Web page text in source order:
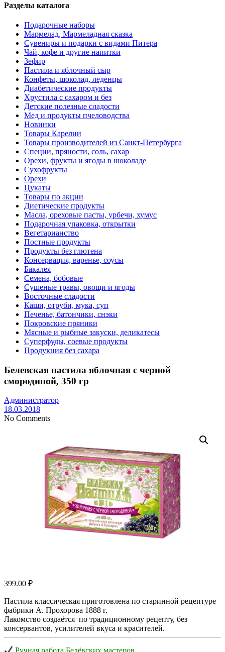
Разделы каталога
Подарочные наборы
Мармелад, Мармеладная сказка
Сувениры и подарки с видами Питера
Чай, кофе и другие напитки
Зефир
Пастила и яблочный сыр
Конфеты, шоколад, леденцы
Диабетические продукты
Хрустила с сахаром и без
Детские полезные сладости
Мед и продукты пчеловодства
Новинки
Товары Карелии
Товары производителей из Санкт-Петербурга
Специи, пряности, соль, сахар
Орехи, фрукты и ягоды в шоколаде
Сухофрукты
Орехи
Цукаты
Товары по акции
Диетические продукты
Масла, ореховые пасты, урбечи, хумус
Подарочная упаковка, открытки
Вегетарианство
Постные продукты
Продукты без глютена
Консервация, варенье, соусы
Бакалея
Семена, бобовые
Сушеные травы, овощи и ягоды
Восточные сладости
Каши, отруби, мука, суп
Печенье, батончики, снэки
Покровские пряники
Мясные и рыбные закуски, деликатесы
Суперфуды, соевые продукты
Продукция без сахара
Белевская пастила яблочная с черной
смородиной, 350 гр
Администратор
18.03.2018
No Comments
399.00 ₽
Пастила классическая приготовлена по старинной рецептуре
фабрики А. Прохорова 1888 г.
Лакомство создаётся по традиционному рецепту, без
консервантов, усилителей вкуса и красителей.